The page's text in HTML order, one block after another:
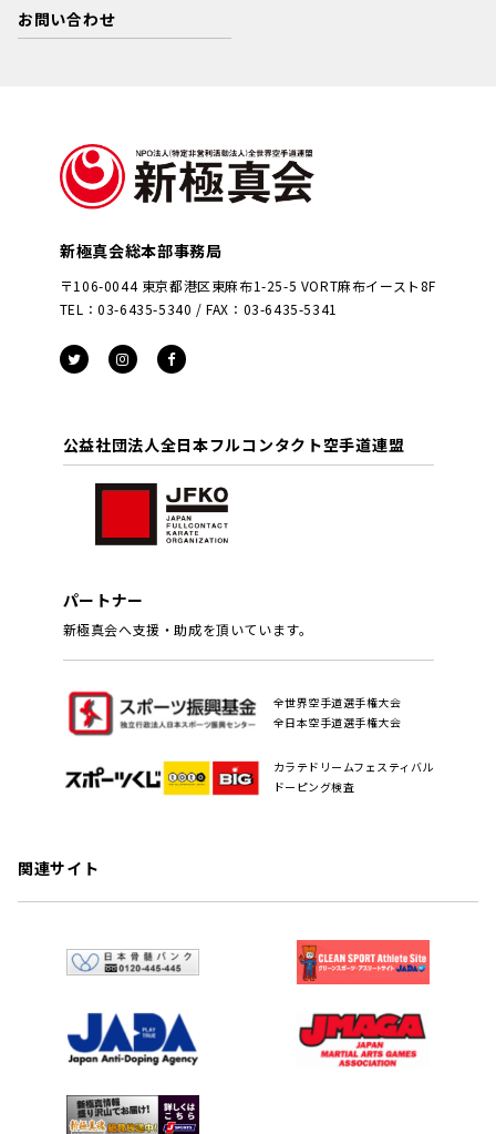
お問い合わせ
新極真会総本部事務局
〒106-0044 東京都港区東麻布1-25-5 VORT麻布イースト8F
TEL：03-6435-5340 / FAX：03-6435-5341
公益社団法人全日本フルコンタクト空手道連盟
パートナー
新極真会へ支援・助成を頂いています。
全世界空手道選手権大会
全日本空手道選手権大会
カラテドリームフェスティバル
ドーピング検査
関連サイト